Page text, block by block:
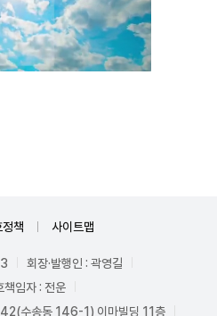
책 사이트맵
회장·발행인 : 곽영길
책임자 : 전운
42(수송동 146-1) 이마빌딩 11층